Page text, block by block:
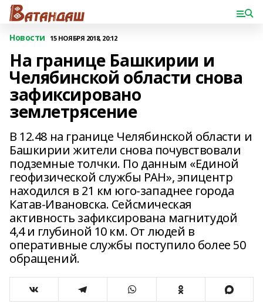
Новости 15 НОЯБРЯ 2018, 20:12
На границе Башкирии и
Челябинской области снова
зафиксировано
землетрясение
В 12.48 на границе Челябинской области и
Башкирии жители снова почувствовали
подземные толчки. По данным «Единой
геофизической службы РАН», эпицентр
находился в 21 км юго-западнее города
Катав-Ивановска. Сейсмическая
активность зафиксирована магнитудой
4,4 и глубиной 10 км. От людей в
оперативные службы поступило более 50
обращений.